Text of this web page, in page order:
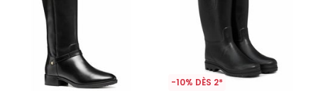
-10% DÈS 2*